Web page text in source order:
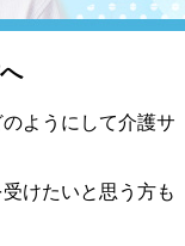
ようにして介護サ
けたいと思う方も